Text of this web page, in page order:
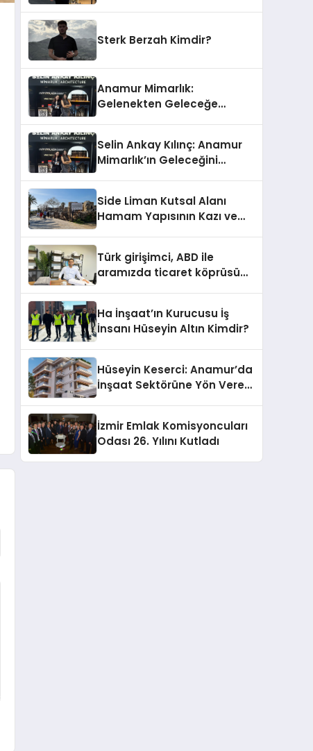
Sterk Berzah Kimdir?
Anamur Mimarlık:
Gelenekten Geleceğe
Selin Ankay Kılınç: Anamur
Mimarlık’ın Geleceğini
Side Liman Kutsal Alanı
Hamam Yapısının Kazı ve
Katkılarıyla Tamamlandı
Türk girişimci, ABD ile
aramızda ticaret köprüsü
Ha İnşaat’ın Kurucusu İş
İnsanı Hüseyin Altın Kimdir?
Hüseyin Keserci: Anamur’da
İnşaat Sektörüne Yön Veren
İzmir Emlak Komisyoncuları
Odası 26. Yılını Kutladı